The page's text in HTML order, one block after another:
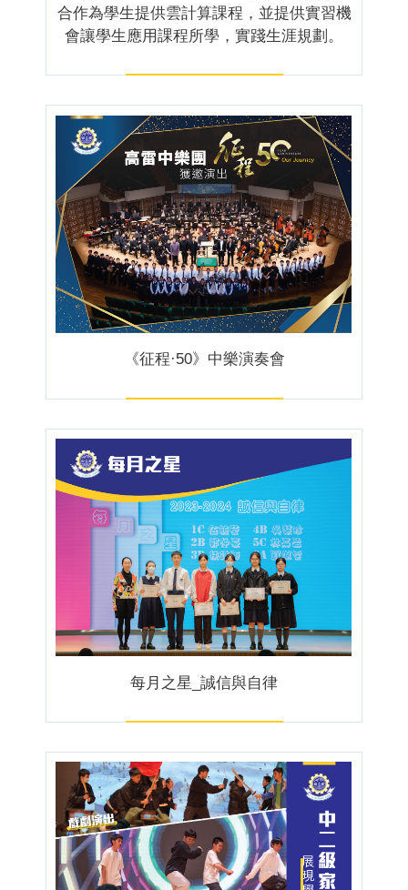
合作為學生提供雲計算課程，並提供實習機
會讓學生應用課程所學，實踐生涯規劃。
《征程·50》中樂演奏會
每月之星_誠信與自律